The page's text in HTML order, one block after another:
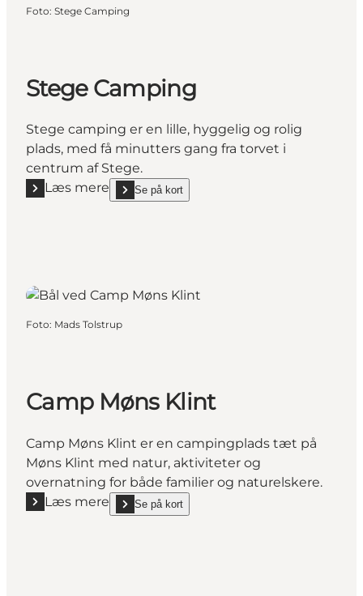
Foto: Stege Camping
Stege Camping
Stege camping er en lille, hyggelig og rolig
plads, med få minutters gang fra torvet i
centrum af Stege.
Læs mere
Læs mere "Stege Camping"
Se på kort
show Stege Camping on_map
Foto: Mads Tolstrup
Camp Møns Klint
Camp Møns Klint er en campingplads tæt på
Møns Klint med natur, aktiviteter og
overnatning for både familier og naturelskere.
Læs mere
Læs mere "Camp Møns Klint"
Se på kort
show Camp Møns Klint on_map